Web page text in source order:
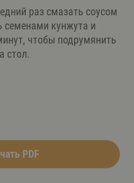
раз смазать соусом
семенами кунжута и
чтобы подрумянить
стол.
PDF